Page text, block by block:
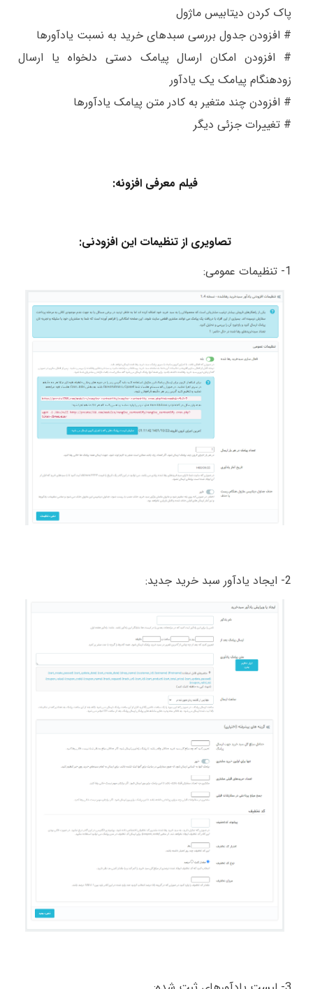
پاک کردن دیتابیس ماژول
# افزودن جدول بررسی سبدهای خرید به نسبت یادآورها
# افزودن امکان ارسال پیامک دستی دلخواه یا ارسال
زودهنگام پیامک یک یادآور
# افزودن چند متغیر به کادر متن پیامک یادآورها
# تغییرات جزئی دیگر
فیلم معرفی افزونه:
تصاویری از تنظیمات این افزودنی:
1- تنظیمات عمومی:
2- ایجاد یادآور سبد خرید جدید: